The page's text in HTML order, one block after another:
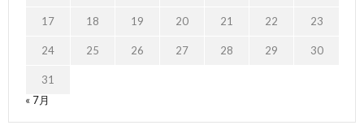
17 18 19 20 21 22 23
24 25 26 27 28 29 30
31
« 7月